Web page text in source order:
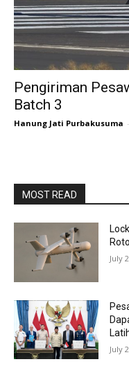
Pengiriman
Batch 3
Hanung Jati Purbakusuma -
MOST READ
July
July